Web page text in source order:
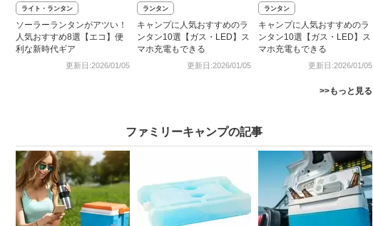
ライト・ランタン
ソーラーランタンがアツい！
人気おすすめ8選【エコ】便
利な新時代ギア
更新日:2026/01/05
ランタン
キャンプに人気おすすめのラ
ンタン10選【ガス・LED】ス
マホ充電もできる
更新日:2026/01/05
ランタン
キャンプに人気おすすめのラ
ンタン10選【ガス・LED】ス
マホ充電もできる
更新日:2026/01/05
>>もっと見る
ファミリーキャンプの記事